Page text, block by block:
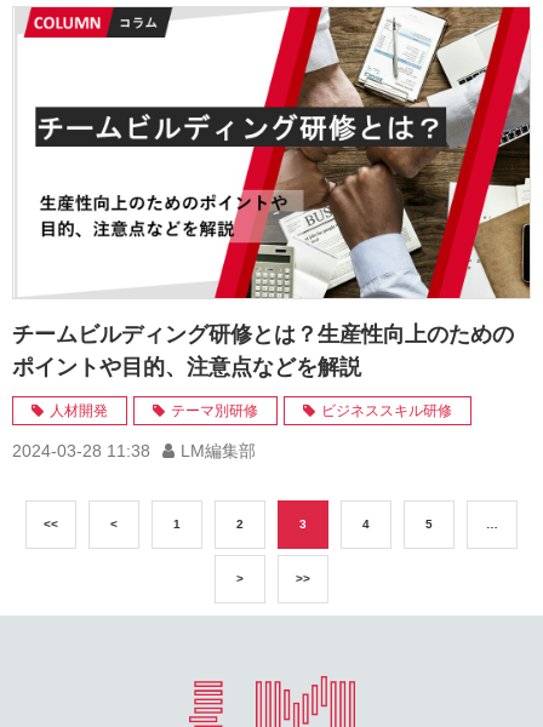
チームビルディング研修とは？生産性向上のための
ポイントや目的、注意点などを解説
人材開発 テーマ別研修 ビジネススキル研修
2024-03-28 11:38 LM編集部
<< < 1 2 3 4 5
> >>